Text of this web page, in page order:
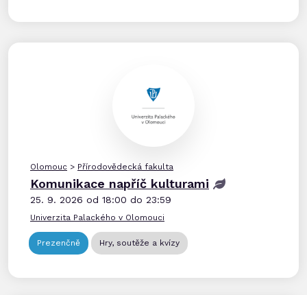
Olomouc > Přírodovědecká fakulta
Komunikace napříč kulturami
25. 9. 2026 od 18:00 do 23:59
Univerzita Palackého v Olomouci
Prezenčně Hry, soutěže a kvízy